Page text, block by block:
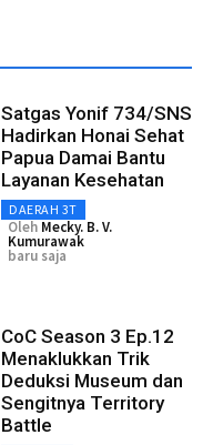
Satgas Yonif 734/SNS
Hadirkan Honai Sehat
Papua Damai Bantu
Layanan Kesehatan
DAERAH 3T
Oleh Mecky. B. V.
Kumurawak
baru saja
CoC Season 3 Ep.12
Menaklukkan Trik
Deduksi Museum dan
Sengitnya Territory
Battle